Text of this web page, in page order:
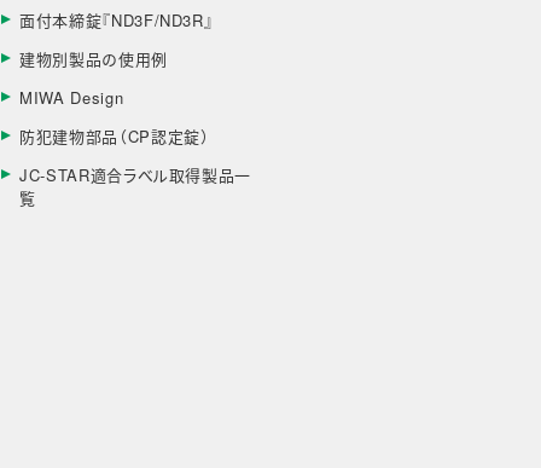
面付本締錠『ND3F/ND3R』
建物別製品の使用例
MIWA Design
防犯建物部品（CP認定錠）
JC-STAR適合ラベル取得製品一
覧